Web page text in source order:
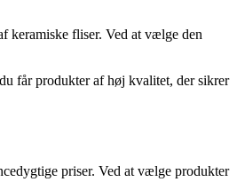
keramiske fliser. Ved at vælge den
får produkter af høj kvalitet, der sikrer
priser. Ved at vælge produkter